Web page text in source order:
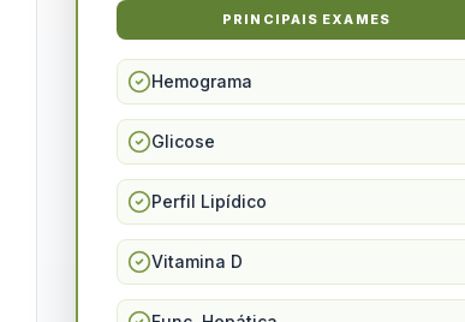
PRINCIPAIS EXAMES
Hemograma
Glicose
Perfil Lipídico
Vitamina D